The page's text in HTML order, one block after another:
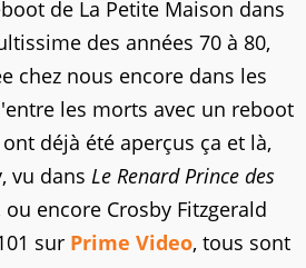
de La Petite Maison dans
des années 70 à 80,
chez nous encore dans les
les morts avec un reboot
déjà été aperçus ça et là,
vu dans Le Renard Prince des
ou encore Crosby Fitzgerald
sur Prime Video, tous sont